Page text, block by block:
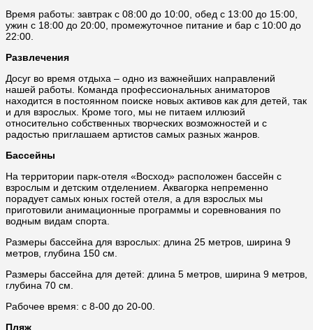
Время работы: завтрак с 08:00 до 10:00, обед с 13:00 до 15:00,
ужин с 18:00 до 20:00, промежуточное питание и бар с 10:00 до
22:00.
Развлечения
Досуг во время отдыха – одно из важнейших направлений
нашей работы. Команда профессиональных аниматоров
находится в постоянном поиске новых активов как для детей, так
и для взрослых. Кроме того, мы не питаем иллюзий
относительно собственных творческих возможностей и с
радостью приглашаем артистов самых разных жанров.
Бассейны
На территории парк-отеля «Восход» расположен бассейн с
взрослым и детским отделением. Аквагорка непременно
порадует самых юных гостей отеля, а для взрослых мы
приготовили анимационные программы и соревнования по
водным видам спорта.
Размеры бассейна для взрослых: длина 25 метров, ширина 9
метров, глубина 150 см.
Размеры бассейна для детей: длина 5 метров, ширина 9 метров,
глубина 70 см.
Рабочее время: с 8-00 до 20-00.
Пляж